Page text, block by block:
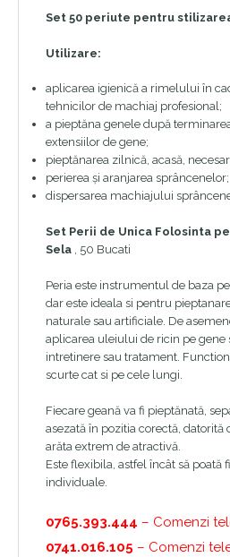
Set 50 periute pentru
Utilizare:
aplicarea igienică a rimelului în
tehnicilor de machiaj profesional;
a pieptăna genele după
extensiilor de gene;
pieptănarea zilnică, acasă,
perierea și aranjarea sprâncenelor;
dispersarea machiajului
Set Perii de Unica Folosinta
Sela , 50 Bucati
Peria este instrumentul de baza
dar este ideala si pentru
naturale sau artificiale. De
aplicarea uleiului de ricin pe gene
intretinere sau tratament.
scurte cat si pe cele lungi.
Fiecare geană va fi pieptănată,
asezată în pozitia corectă, datorită
arăta extrem de atractivă.
Este flexibila, astfel încât să poată
individuale.
0765.393.444 – Comenzi
0741.016.105 – Comenzi